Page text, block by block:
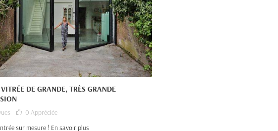
DE GRANDE, TRÈS GRANDE
0Appréciée
sur mesure ! En savoir plus